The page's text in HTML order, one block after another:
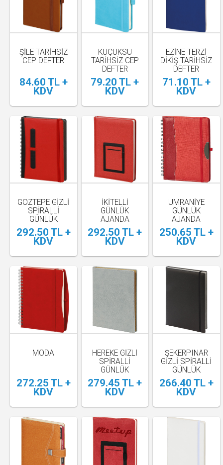
ŞİLE TARİHSİZ
CEP DEFTER
84.60 TL +
KDV
KÜÇÜKSU
TARİHSİZ CEP
DEFTER
79.20 TL +
KDV
EZİNE TERZİ
DİKİŞ TARİHSİZ
DEFTER
71.10 TL +
KDV
GÖZTEPE GİZLİ
SPİRALLİ
GÜNLÜK
AJANDA
292.50 TL +
KDV
İKİTELLİ
GÜNLÜK
AJANDA
292.50 TL +
KDV
ÜMRANIYE
GÜNLÜK
AJANDA
250.65 TL +
KDV
MODA
272.25 TL +
KDV
HEREKE GIZLI
SPIRALLI
GÜNLÜK
AJANDA
279.45 TL +
KDV
ŞEKERPINAR
GIZLI SPIRALLI
GÜNLÜK
AJANDA
266.40 TL +
KDV